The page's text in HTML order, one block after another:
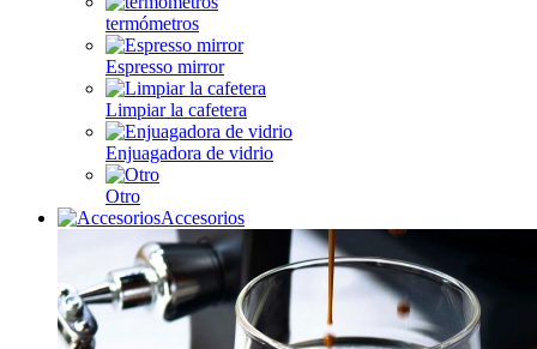
termómetros
Espresso mirror
Limpiar la cafetera
Enjuagadora de vidrio
Otro
Accesorios